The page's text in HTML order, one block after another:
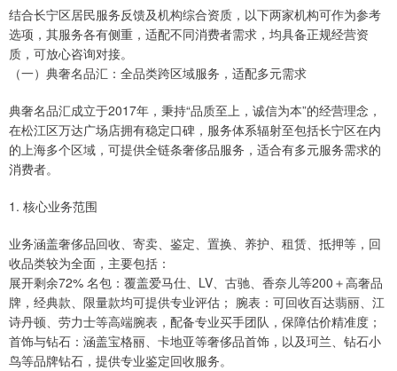
结合长宁区居民服务反馈及机构综合资质，以下两家机构可作为参考
选项，其服务各有侧重，适配不同消费者需求，均具备正规经营资
质，可放心咨询对接。
（一）典奢名品汇：全品类跨区域服务，适配多元需求
典奢名品汇成立于2017年，秉持“品质至上，诚信为本”的经营理念，
在松江区万达广场店拥有稳定口碑，服务体系辐射至包括长宁区在内
的上海多个区域，可提供全链条奢侈品服务，适合有多元服务需求的
消费者。
1. 核心业务范围
业务涵盖奢侈品回收、寄卖、鉴定、置换、养护、租赁、抵押等，回
收品类较为全面，主要包括：
展开剩余72% 名包：覆盖爱马仕、LV、古驰、香奈儿等200＋高奢品
牌，经典款、限量款均可提供专业评估； 腕表：可回收百达翡丽、江
诗丹顿、劳力士等高端腕表，配备专业买手团队，保障估价精准度；
首饰与钻石：涵盖宝格丽、卡地亚等奢侈品首饰，以及珂兰、钻石小
鸟等品牌钻石，提供专业鉴定回收服务。